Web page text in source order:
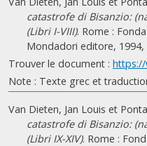
catastrofe di Bisanzio:
(Libri I-VIII). Rome :
Mondadori editore, 1994,
Trouver le document : https://
Note : Texte grec et
Van Dieten, Jan Louis et
catastrofe di Bisanzio:
(Libri IX-XIV). Rome :